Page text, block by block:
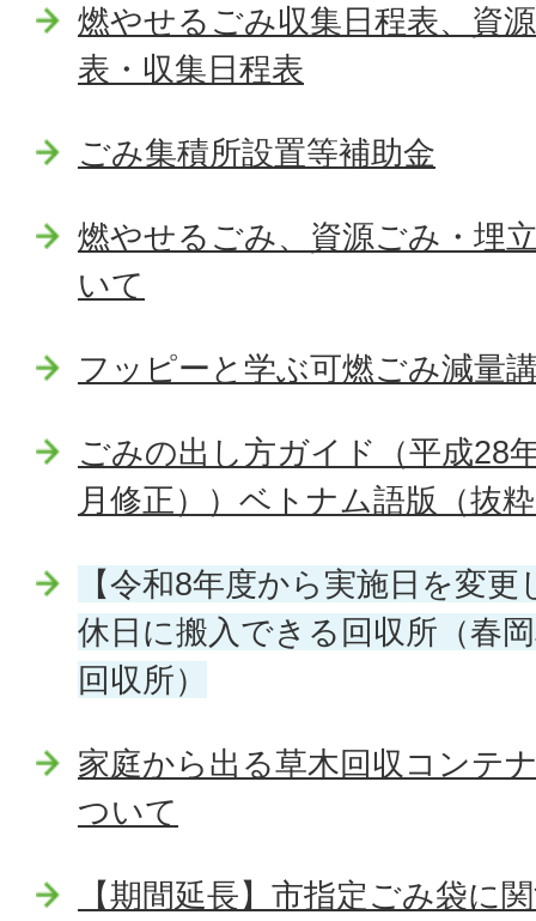
燃やせるごみ収集日程表、資
表・収集日程表
ごみ集積所設置等補助金
燃やせるごみ、資源ごみ・埋
いて
フッピーと学ぶ可燃ごみ減量
ごみの出し方ガイド（平成28
月修正））ベトナム語版（抜
【令和8年度から実施日を変
休日に搬入できる回収所（春
回収所）
家庭から出る草木回収コンテ
ついて
【期間延長】市指定ごみ袋に